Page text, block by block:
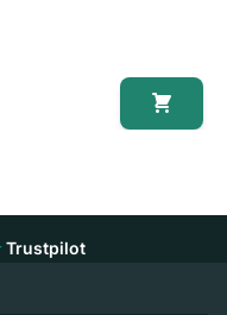
Trustpilot